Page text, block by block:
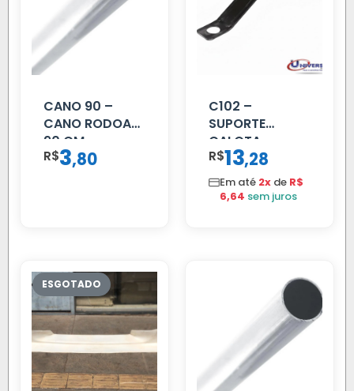
CANO 90 –
CANO RODOAR
90 CM
R$3,80
C102 –
SUPORTE
CALOTA
DIANTEIRA
RODA 10 FUROS
R$13,28
Em até 2x de R$
6,64 sem juros